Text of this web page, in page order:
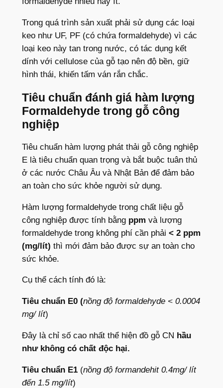
Trong quá trình sản xuất phải sử dụng các loại
keo như UF, PF (có chứa formaldehyde) vì các
loại keo này tan trong nước, có tác dụng kết
dính với cellulose của gỗ tạo nên độ bền, giữ
hình thái, khiến tấm ván rắn chắc.
Tiêu chuẩn đánh giá hàm lượng
Formaldehyde trong gỗ công
nghiệp
Tiêu chuẩn hàm lượng phát thải gỗ công nghiệp
E là tiêu chuẩn quan trọng và bắt buộc tuân thủ
ở các nước Châu Âu và Nhật Bản để đảm bảo
an toàn cho sức khỏe người sử dụng.
Hàm lượng formaldehyde trong chất liệu gỗ
công nghiệp được tính bằngppm và lượng
formaldehyde trong không phí cần phải < 2 ppm
(mg/lít) thì mới đảm bảo được sự an toàn cho
sức khỏe.
Cụ thể cách tính đó là:
Tiêu chuẩn E0 (nồng độ formaldehyde < 0.0004
mg/ lít)
Đây là chỉ số cao nhất thể hiện đồ gỗ CN hầu
như không có chất độc hại.
Tiêu chuẩn E1 (nồng độ formandehit 0.4mg/ lít
đến 1.5 mg/lít)